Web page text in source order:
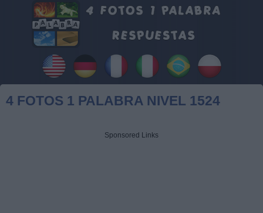
4 FOTOS 1 PALABRA NIVEL 1524
Sponsored Links